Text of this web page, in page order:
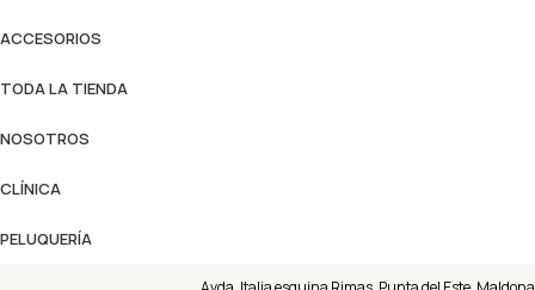
ACCESORIOS
TODA LA TIENDA
NOSOTROS
CLÍNICA
PELUQUERÍA